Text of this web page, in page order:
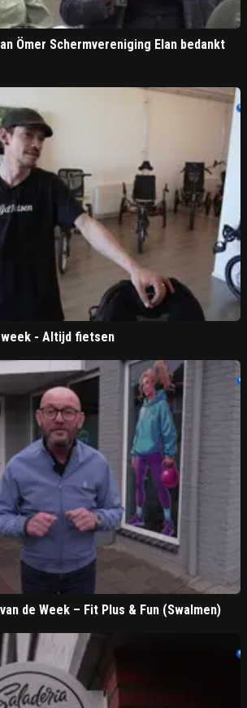
Ömer Schermvereniging Elan bedankt
week - Altijd fietsen
de Week – Fit Plus & Fun (Swalmen)